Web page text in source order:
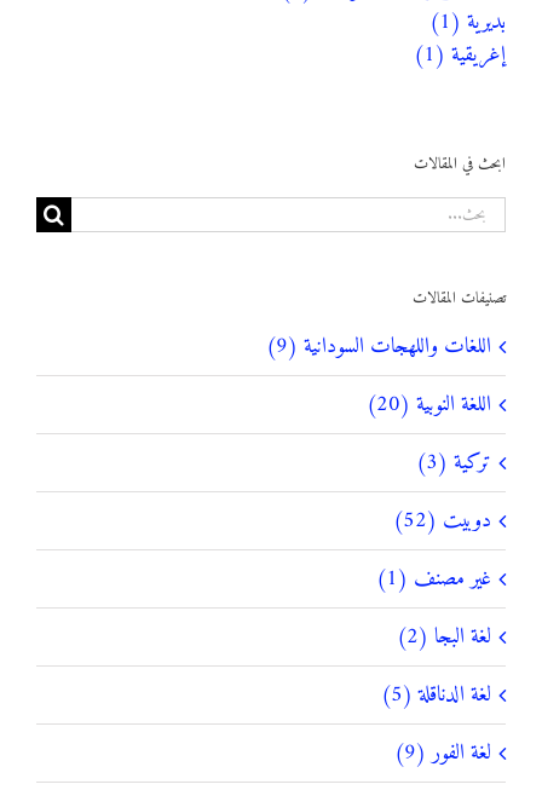
ابحث في المقالات
البحث
عن:
تصنيفات المقالات
اللغات واللهجات السودانية (9)
اللغة النوبية (20)
تركية (3)
دوبيت (52)
غير مصنف (1)
لغة البجا (2)
لغة الدناقلة (5)
لغة الفور (9)
بديرية (1)
إغريقية (1)